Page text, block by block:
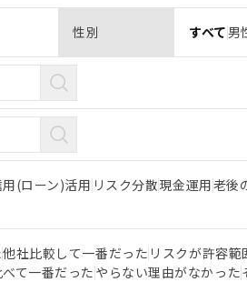
性別 すべて 男
(ローン)活用 リスク分散現金運用老後
他社比較して一番だった リスクが許容範
て一番だった やらない理由がなかった